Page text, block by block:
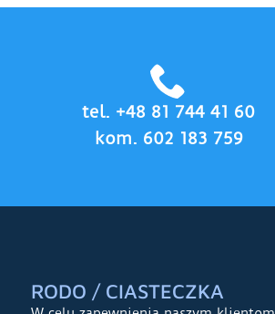
tel. +48 81 744 41 60
kom. 602 183 759
RODO / CIASTECZKA